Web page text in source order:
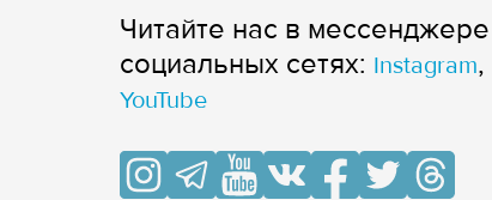
Читайте нас в мессенджере
cоциальных сетях: Instagram,
YouTube